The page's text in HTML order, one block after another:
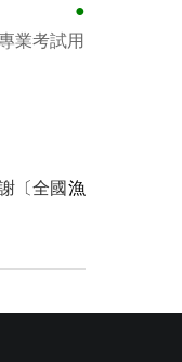
●
業考試用
〔全國漁